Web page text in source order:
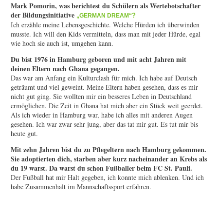
Mark Pomorin, was berichtest du Schülern als Wertebotschafter
der Bildungsinitiative „GERMAN DREAM“?
Ich erzähle meine Lebensgeschichte. Welche Hürden ich überwinden
musste. Ich will den Kids vermitteln, dass man mit jeder Hürde, egal
wie hoch sie auch ist, umgehen kann.
Du bist 1976 in Hamburg geboren und mit acht Jahren mit
deinen Eltern nach Ghana gegangen.
Das war am Anfang ein Kulturclash für mich. Ich habe auf Deutsch
geträumt und viel geweint. Meine Eltern haben gesehen, dass es mir
nicht gut ging. Sie wollten mir ein besseres Leben in Deutschland
ermöglichen. Die Zeit in Ghana hat mich aber ein Stück weit geerdet.
Als ich wieder in Hamburg war, habe ich alles mit anderen Augen
gesehen. Ich war zwar sehr jung, aber das tat mir gut. Es tut mir bis
heute gut.
Mit zehn Jahren bist du zu Pflegeltern nach Hamburg gekommen.
Sie adoptierten dich, starben aber kurz nacheinander an Krebs als
du 19 warst. Da warst du schon Fußballer beim FC St. Pauli.
Der Fußball hat mir Halt gegeben, ich konnte mich ablenken. Und ich
habe Zusammenhalt im Mannschaftssport erfahren.